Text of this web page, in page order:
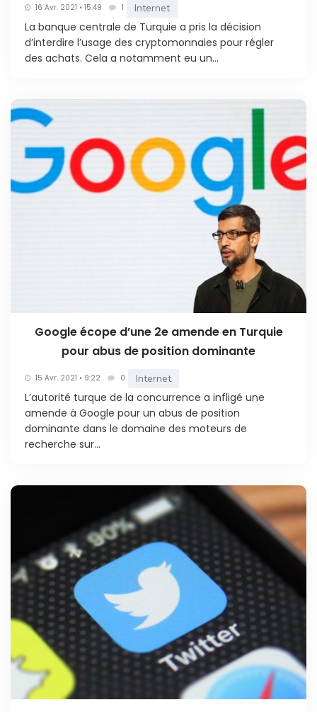
16 Avr. 2021 • 15:49 1 Internet
La banque centrale de Turquie a pris la décision
d’interdire l’usage des cryptomonnaies pour régler
des achats. Cela a notamment eu un...
Google écope d’une 2e amende en Turquie
pour abus de position dominante
15 Avr. 2021 • 9:22 0 Internet
L’autorité turque de la concurrence a infligé une
amende à Google pour un abus de position
dominante dans le domaine des moteurs de
recherche sur...